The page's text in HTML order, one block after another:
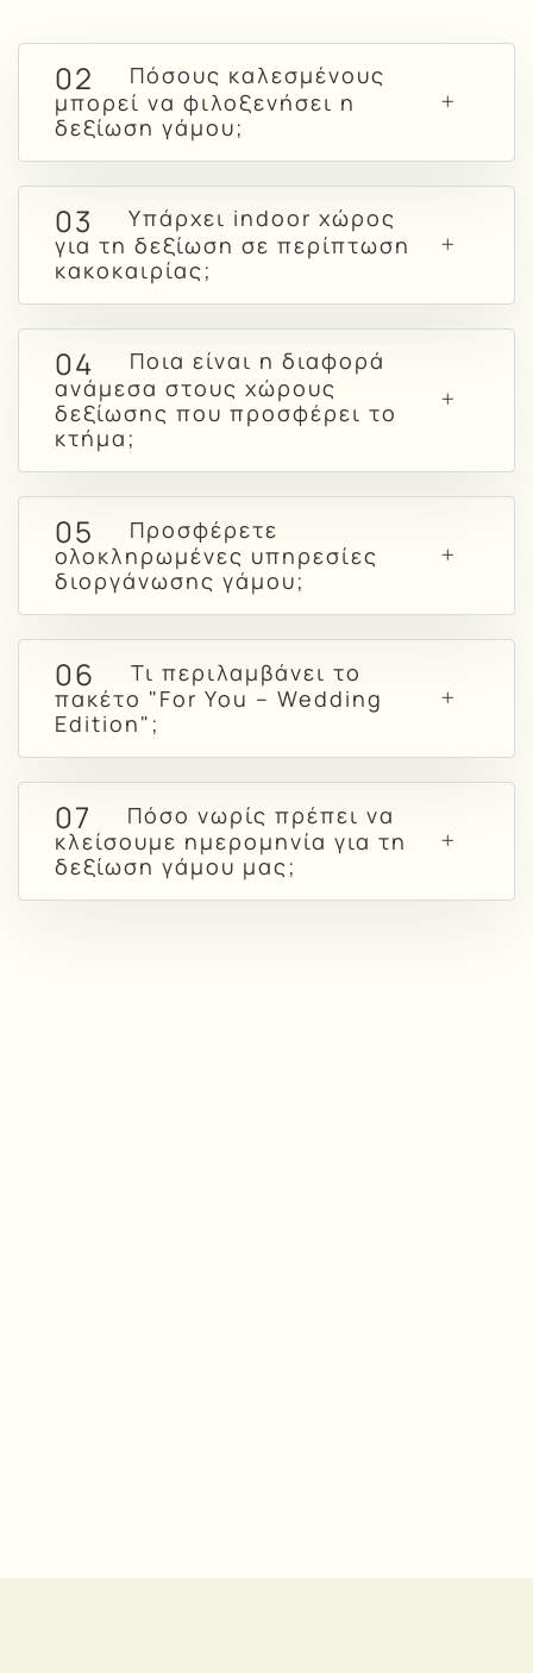
02
Πόσους καλεσμένους
μπορεί να φιλοξενήσει η
δεξίωση γάμου;
03
Υπάρχει indoor χώρος
για τη δεξίωση σε περίπτωση
κακοκαιρίας;
04
Ποια είναι η διαφορά
ανάμεσα στους χώρους
δεξίωσης που προσφέρει το
κτήμα;
05
Προσφέρετε
ολοκληρωμένες υπηρεσίες
διοργάνωσης γάμου;
06
Τι περιλαμβάνει το
πακέτο "For You – Wedding
Edition";
07
Πόσο νωρίς πρέπει να
κλείσουμε ημερομηνία για τη
δεξίωση γάμου μας;